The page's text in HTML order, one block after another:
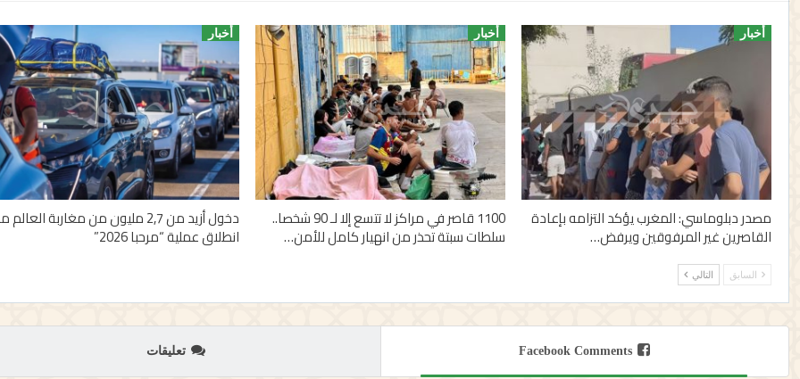
أخبار
مصدر دبلوماسي: المغرب يؤكد التزامه بإعادة
القاصرين غير المرفوقين ويرفض…
أخبار
1100 قاصر في مراكز لا تتسع إلا لـ 90 شخصا..
سلطات سبتة تحذر من انهيار كامل للأمن…
أخبار
دخول أزيد من 2,7 مليون من مغاربة
انطلاق عملية “مرحبا 2026”
السابق التالي
Facebook Comments تعليقات